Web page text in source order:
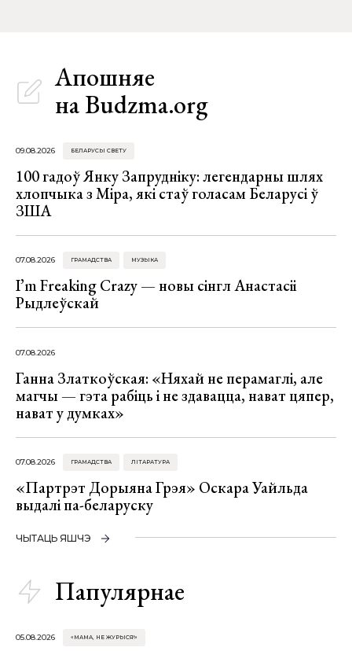
Апошняе
на Budzma.org
09.08.2026 БЕЛАРУСЫ СВЕТУ
100 гадоў Янку Запрудніку: легендарны шлях
хлопчыка з Міра, які стаў голасам Беларусі ў
ЗША
07.08.2026 ГРАМАДСТВА МУЗЫКА
I’m Freaking Crazy — новы сінгл Анастасіі
Рыдлеўскай
07.08.2026
Ганна Златкоўская: «Няхай не перамаглі, але
магчы — гэта рабіць і не здавацца, нават цяпер,
нават у думках»
07.08.2026 ГРАМАДСТВА ЛІТАРАТУРА
«Партрэт Дорыяна Грэя» Оскара Уайльда
выдалі па-беларуску
ЧЫТАЦЬ ЯШЧЭ
Папулярнае
05.08.2026 «МАМА, НЕ ЖУРЫСЯ!»